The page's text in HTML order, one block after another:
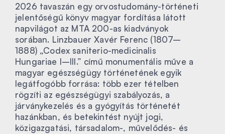
2026 tavaszán egy orvostudomány-történeti
jelentőségű könyv magyar fordítása látott
napvilágot az MTA 200-as kiadványok
sorában. Linzbauer Xavér Ferenc (1807–
1888) „Codex saniterio-medicinalis
Hungariae I–III.” című monumentális műve a
magyar egészségügy történetének egyik
legátfogóbb forrása: több ezer tételben
rögzíti az egészségügyi szabályozás, a
járványkezelés és a gyógyítás történetét
hazánkban, és betekintést nyújt jogi,
közigazgatási, társadalom-, művelődés- és